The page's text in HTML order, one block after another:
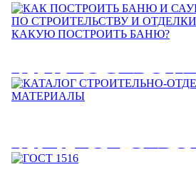
КАК
САУНУ:
ОТДЕЛКИ
КАТАЛОГ